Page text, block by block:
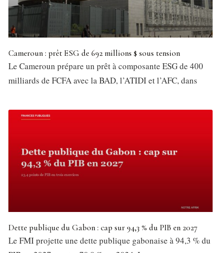
Cameroun : prêt ESG de 692 millions $ sous tension
Le Cameroun prépare un prêt à composante ESG de 400
milliards de FCFA avec la BAD, l’ATIDI et l’AFC, dans
Dette publique du Gabon : cap sur 94,3 % du PIB en 2027
Le FMI projette une dette publique gabonaise à 94,3 % du